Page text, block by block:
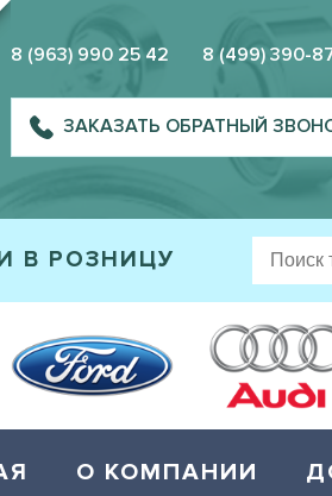
8 (963) 990 25 42 8 (499) 390-
ЗАКАЗАТЬ ОБРАТНЫЙ
В РОЗНИЦУ
О КОМПАНИИ